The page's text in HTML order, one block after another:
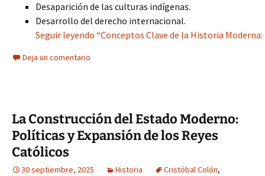
Desaparición de las culturas indígenas.
Desarrollo del derecho internacional.
Seguir leyendo “Conceptos Clave de la Historia
Deja un comentario
La Construcción del Estado Moderno:
Políticas y Expansión de los Reyes
Católicos
30 septiembre, 2025 Historia Cristóbal Colón,